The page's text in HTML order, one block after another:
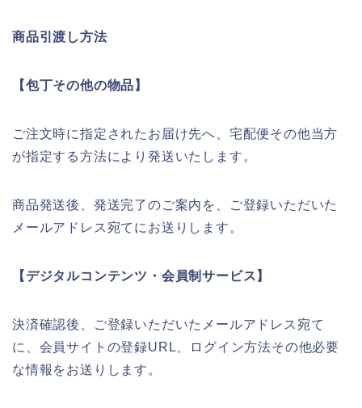
商品引渡し方法
【包丁その他の物品】
ご注文時に指定されたお届け先へ、宅配便その他当方
が指定する方法により発送いたします。
商品発送後、発送完了のご案内を、ご登録いただいた
メールアドレス宛てにお送りします。
【デジタルコンテンツ・会員制サービス】
決済確認後、ご登録いただいたメールアドレス宛て
に、会員サイトの登録URL、ログイン方法その他必要
な情報をお送りします。